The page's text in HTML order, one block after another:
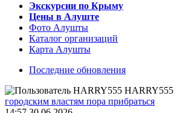
Экскурсии по Крыму
Цены в Алуште
Фото Алушты
Каталог организаций
Карта Алушты
Последние обновления
HARRY555
городским властям пора прибраться